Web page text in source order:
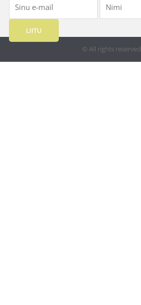
LIITU
© All rights reserved